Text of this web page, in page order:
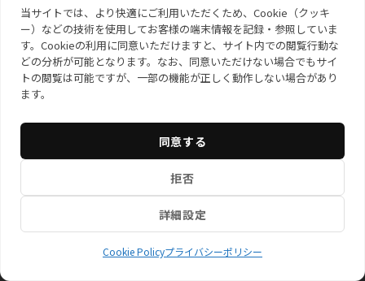
当サイトでは、より快適にご利用いただくため、Cookie（クッキ
ー）などの技術を使用してお客様の端末情報を記録・参照していま
す。Cookieの利用に同意いただけますと、サイト内での閲覧行動な
どの分析が可能となります。なお、同意いただけない場合でもサイ
トの閲覧は可能ですが、一部の機能が正しく動作しない場合があり
ます。
同意する
拒否
詳細設定
Cookie Policyプライバシーポリシー
2025年3月5日
お知らせ サービス一覧
特定商取引法に基づく表記
情報セキュリティ基本方針
要
Cookie Policy (EU)
プライバシーポリシ
ー
Powered byEmanon